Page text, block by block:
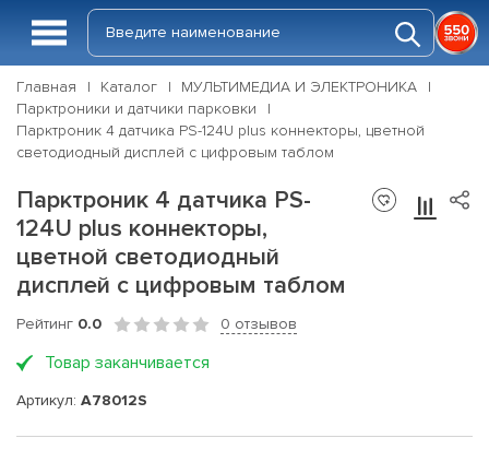
Главная Каталог
МУЛЬТИМЕДИА И ЭЛЕКТРОНИКА
Парктроники и датчики парковки
Парктроник 4 датчика PS-124U plus коннекторы, цветной
светодиодный дисплей с цифровым таблом
Парктроник 4 датчика PS-
124U plus коннекторы,
цветной светодиодный
дисплей с цифровым таблом
Рейтинг 0.0 0 отзывов
Товар заканчивается
Артикул: A78012S